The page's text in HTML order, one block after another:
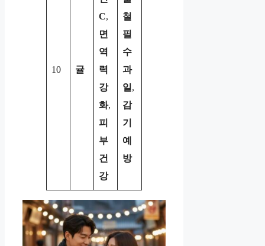
10 귤
C,
면
역
력
강
화,
피
부
건
강
철
필
수
과
일 ,
감
기
예
방